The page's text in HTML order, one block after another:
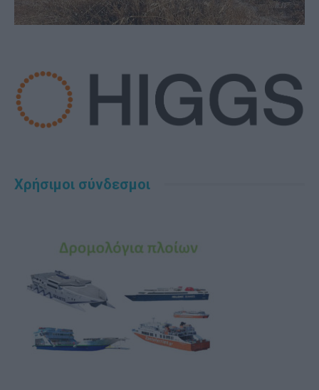
Χρήσιμοι σύνδεσμοι